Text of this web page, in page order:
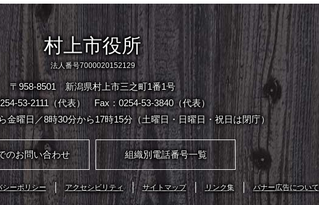
村上市役所
法人番号7000020152129
〒958-8501 新潟県村上市三之町1番1号
53-2111（代表）
Fax：0254-53-3840（代表）
金曜日／8時30分から17時15分（土曜日・日曜日・祝日は閉庁）
のお問い合わせ 組織別電話番号一覧
シーポリシー アクセシビリティ サイトマップ リンク集 バナー広告について